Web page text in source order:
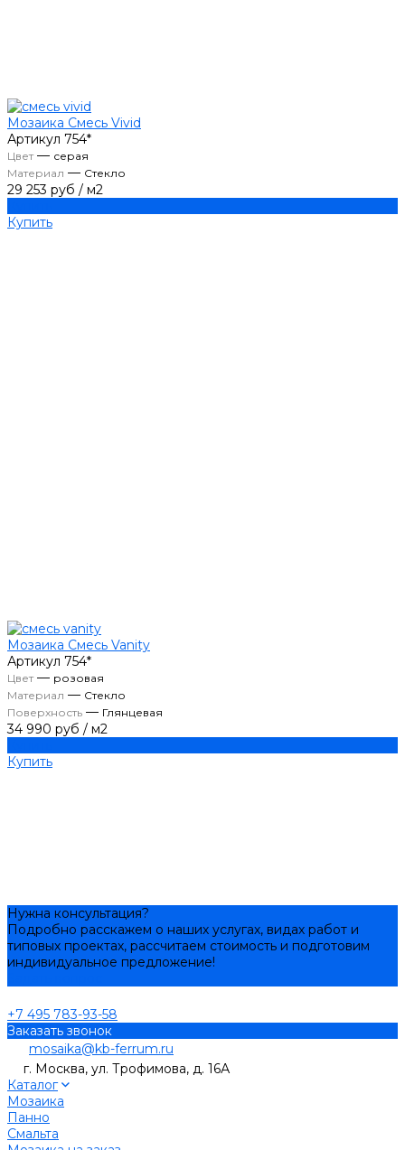
Мозаика Смесь Vivid
Артикул 754*
Цвет— серая
Материал — Стекло
29 253 руб / м2
Купить
Мозаика Смесь Vanity
Артикул 754*
Цвет— розовая
Материал — Стекло
Поверхность — Глянцевая
34 990 руб / м2
Купить
Нужна консультация?
Подробно расскажем о наших услугах, видах работ и
типовых проектах, рассчитаем стоимость и подготовим
индивидуальное предложение!
+7 495 783-93-58
Заказать звонок
mosaika@kb-ferrum.ru
г. Москва, ул. Трофимова, д. 16А
Каталог
Мозаика
Панно
Смальта